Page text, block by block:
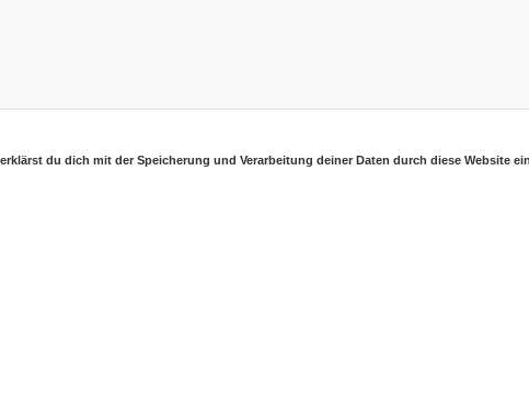
du dich mit der Speicherung und Verarbeitung deiner Daten durch diese Website